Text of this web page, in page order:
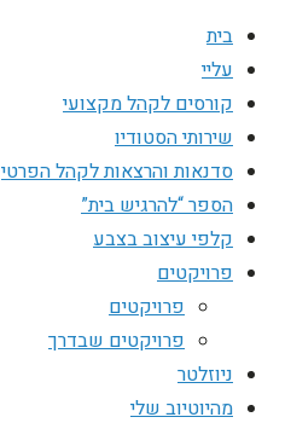
בית
עליי
קורסים לקהל מקצועי
שירותי הסטודיו
סדנאות והרצאות לקהל הפרטי
הספר “להרגיש בית”
קלפי עיצוב בצבע
פרויקטים
פרויקטים
פרויקטים שבדרך
ניוזלטר
מהיוטיוב שלי